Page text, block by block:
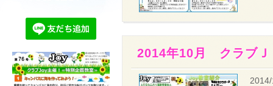
2014年10月 クラブＪ